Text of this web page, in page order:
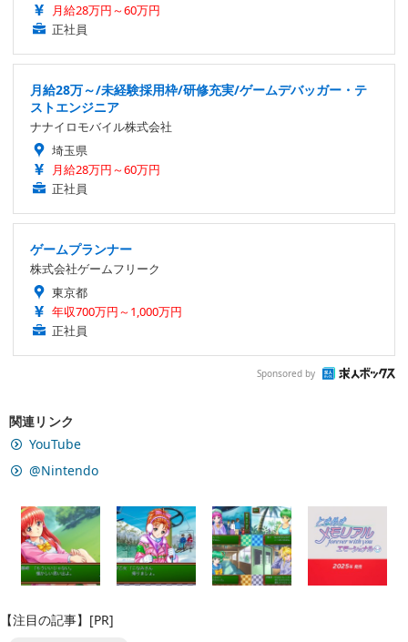
月給28万円～60万円
正社員
月給28万～/未経験採用枠/研修充実/ゲームデバッガー・テ
ストエンジニア
ナナイロモバイル株式会社
埼玉県
月給28万円～60万円
正社員
ゲームプランナー
株式会社ゲームフリーク
東京都
年収700万円～1,000万円
正社員
Sponsored by
関連リンク
YouTube
@Nintendo
【注目の記事】[PR]